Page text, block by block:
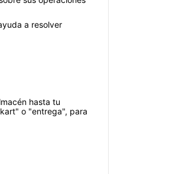
a resolver
hasta tu
o "entrega", para